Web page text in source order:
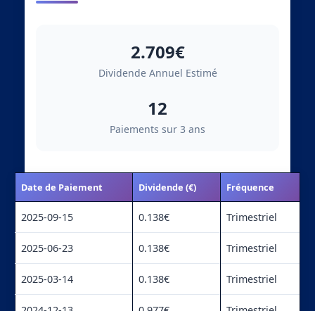
2.709€
Dividende Annuel Estimé
12
Paiements sur 3 ans
Date de Paiement Dividende (€) Fréquence
2025-09-15 0.138€ Trimestriel
2025-06-23 0.138€ Trimestriel
2025-03-14 0.138€ Trimestriel